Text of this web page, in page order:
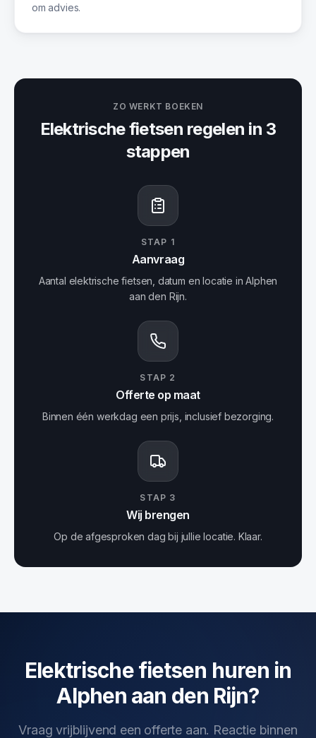
om advies.
ZO WERKT BOEKEN
Elektrische fietsen regelen in 3
stappen
STAP 1
Aanvraag
Aantal elektrische fietsen, datum en locatie in Alphen
aan den Rijn.
STAP 2
Offerte op maat
Binnen één werkdag een prijs, inclusief bezorging.
STAP 3
Wij brengen
Op de afgesproken dag bij jullie locatie. Klaar.
Elektrische fietsen huren in
Alphen aan den Rijn?
Vraag vrijblijvend een offerte aan. Reactie binnen